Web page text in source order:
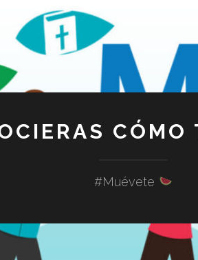
CÓMO
#Muévete